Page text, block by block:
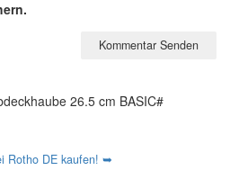
Rotho DE kaufen! ➥